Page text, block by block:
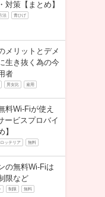
対策【まとめ】
法 青ひげ
メリットとデメ
生き抜く為の今
者
男女比 雇用
料Wi-Fiが使え
ービスプロバイ
】
ロッテリア 無料
の無料Wi-Fiは
限など
制限 無料